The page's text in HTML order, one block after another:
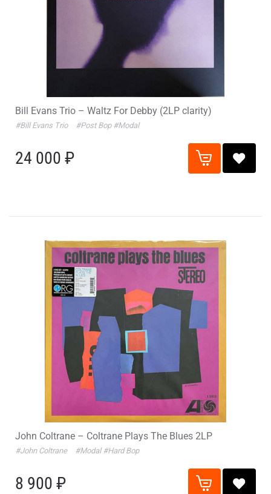
Bill Evans Trio – Waltz For Debby (2LP clarity)
#Bill Evans Trio #Post Bop #Modal
24 000 ₽
John Coltrane – Coltrane Plays The Blues 2LP
#John Coltrane #Modal #Hard Bop
8 900 ₽